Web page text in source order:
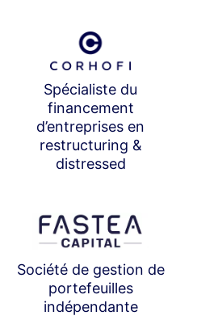
Spécialiste du
financement
d’entreprises en
restructuring &
distressed
Société de gestion de
portefeuilles
indépendante